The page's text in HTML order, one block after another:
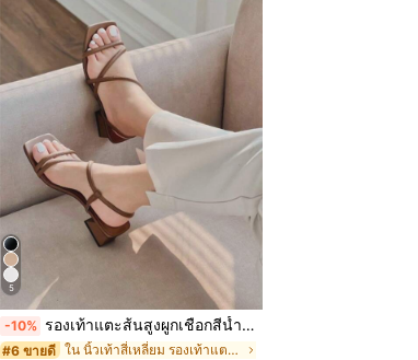
5
-10% รองเท้าแตะส้นสูงผูกเชือกสีน้ำตาลของสตรี รองเท้าแตะแฟชั่นลำลองสง่างามและเรียบง่าย
#6 ขายดี ใน นิ้วเท้าสี่เหลี่ยม รองเท้าแตะผู้หญิง